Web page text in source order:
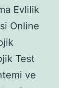
Evlilik
Online
Test
ve